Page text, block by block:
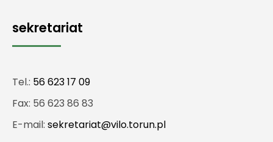
sekretariat
Tel.: 56 623 17 09
Fax: 56 623 86 83
E-mail: sekretariat@vilo.torun.pl